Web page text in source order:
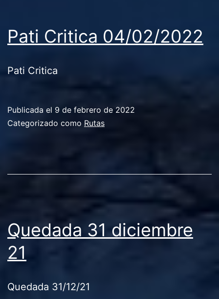
Pati Critica 04/02/2022
Pati Critica
Publicada el 9 de febrero de 2022
Categorizado como Rutas
Quedada 31 diciembre
21
Quedada 31/12/21